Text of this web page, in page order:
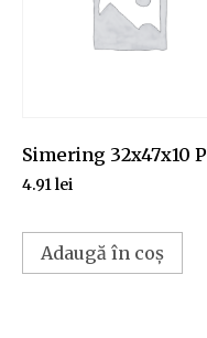
Simering 32x47x10 P
4.91lei
Adaugă în coș